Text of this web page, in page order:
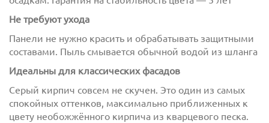
Отправить
Не требуют ухода
Панели не нужно красить и обрабатывать защитными
составами. Пыль смывается обычной водой из шланга
Идеальны для классических фасадов
Серый кирпич совсем не скучен. Это один из самых
спокойных оттенков, максимально приближенных к
цвету необожжённого кирпича из кварцевого песка.